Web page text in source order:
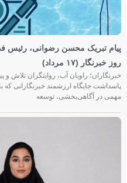
پیام تبریک محسن رضوانی، رئیس
روز خبرنگار (۱۷ مرداد)
پاسداشت جایگاه ارزشمند خبرنگارانی که
مهمی در آگاهی‌بخشی، توسعه